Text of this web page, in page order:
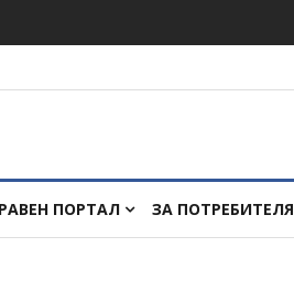
ПОРТАЛ ЗА ПОТРЕБИТЕЛЯ